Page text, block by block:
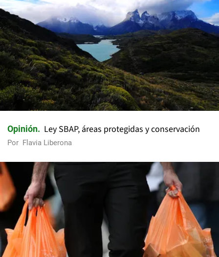
Opinión Ley SBAP, áreas protegidas y conservación
Por Flavia Liberona